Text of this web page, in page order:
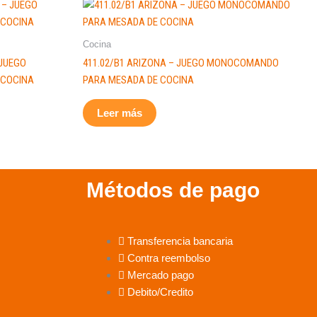
Cocina
411.02/B1 ARIZONA – JUEGO MONOCOMANDO
PARA MESADA DE COCINA
Leer más
Métodos de pago
Transferencia bancaria
Contra reembolso
Mercado pago
Debito/Credito